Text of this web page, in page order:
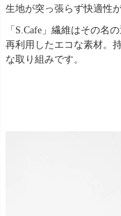
生地が突っ張らず快適性
「S.Cafe」繊維はその名
再利用したエコな素材。
な取り組みです。